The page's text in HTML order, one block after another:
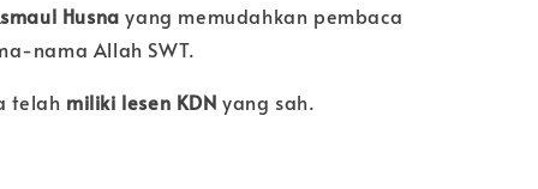
Husna yang memudahkan pembaca
nama Allah SWT.
telah miliki lesen KDN yang sah.